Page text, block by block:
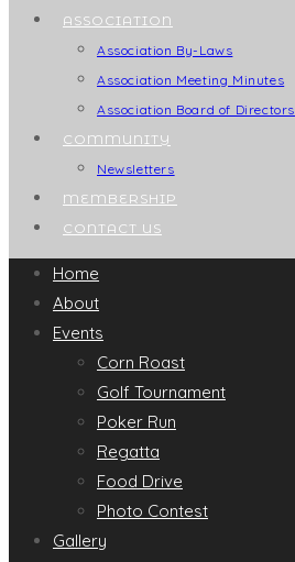
ASSOCIATION
Association By-Laws
Association Meeting Minutes
Association Board of Directors
COMMUNITY
Newsletters
MEMBERSHIP
CONTACT US
Home
About
Events
Corn Roast
Golf Tournament
Poker Run
Regatta
Food Drive
Photo Contest
Gallery